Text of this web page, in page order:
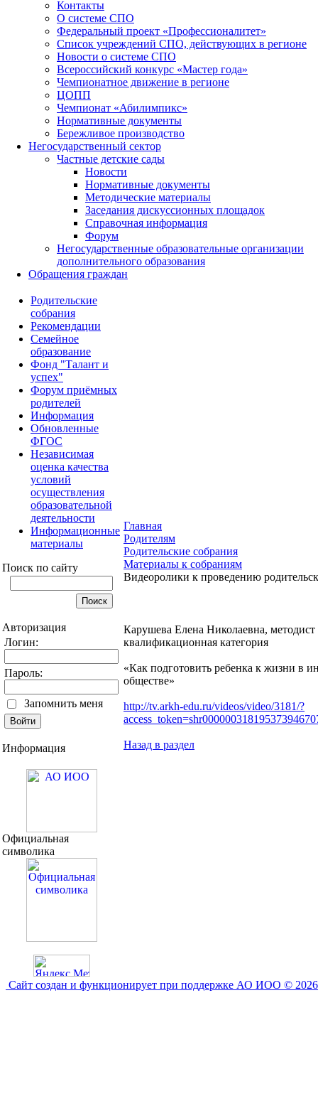
Контакты
О системе СПО
Федеральный проект «Профессионалитет»
Список учреждений СПО, действующих в регионе
Новости о системе СПО
Всероссийский конкурс «Мастер года»
Чемпионатное движение в регионе
ЦОПП
Чемпионат «Абилимпикс»
Нормативные документы
Бережливое производство
Негосударственный сектор
Частные детские сады
Новости
Нормативные документы
Методические материалы
Заседания дискуссионных площадок
Справочная информация
Форум
Негосударственные образовательные организации
дополнительного образования
Обращения граждан
Родительские
собрания
Рекомендации
Семейное
образование
Фонд "Талант и
успех"
Форум приёмных
родителей
Информация
Обновленные
ФГОС
Независимая
оценка качества
условий
осуществления
образовательной
деятельности
Информационные
материалы
Поиск по сайту
Авторизация
Логин:
Пароль:
Запомнить меня
Информация
Официальная
символика
Главная
Родителям
Родительские собрания
Материалы к собраниям
Видеоролики к проведению
Карушева Елена Николаевна,
квалификационная категория
«Как подготовить ребенка к жизни в
обществе»
http://tv.arkh-edu.ru/videos/video/3181/?
Назад в раздел
Сайт создан и функционирует при поддержке АО ИОО © 2026